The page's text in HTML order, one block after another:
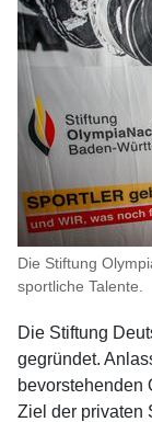
Die Stiftung
sportliche Talente.
Die Stiftung
gegründet.
bevorstehenden
Ziel der privaten